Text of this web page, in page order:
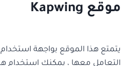
موقع Kapwing
يتمتع هذا الموقع بواجهة
التعامل معها ، يمكنك استخدام